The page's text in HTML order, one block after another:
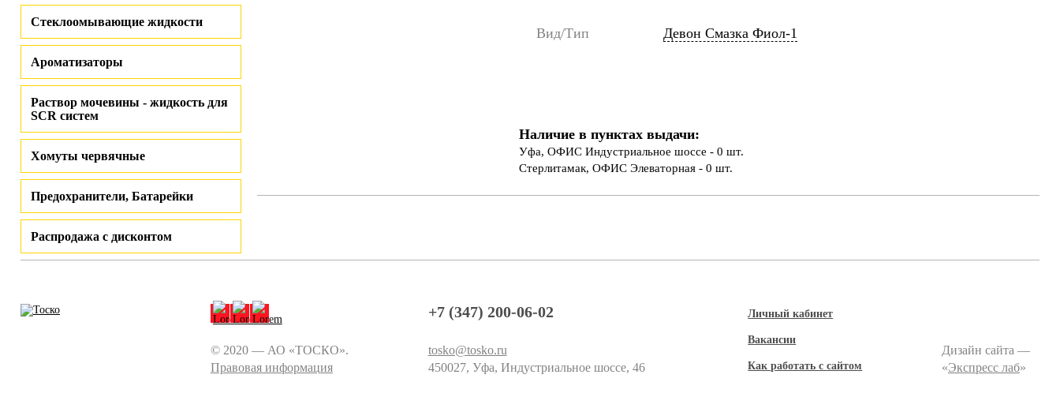
Стеклоомывающие жидкости
Ароматизаторы
Раствор мочевины - жидкость для
SCR систем
Хомуты червячные
Предохранители, Батарейки
Распродажа с дисконтом
Вид/Тип Девон Смазка Фиол-1
Наличие в пунктах выдачи:
Уфа, ОФИС Индустриальное шоссе - 0 шт.
Стерлитамак, ОФИС Элеваторная - 0 шт.
© 2020 — АО «ТОСКО».
Правовая информация
+7 (347) 200-06-02
tosko@tosko.ru
450027, Уфа, Индустриальное шоссе, 46
Личный кабинет
Вакансии
Как работать с сайтом
Дизайн сайта —
«Экспресс лаб»